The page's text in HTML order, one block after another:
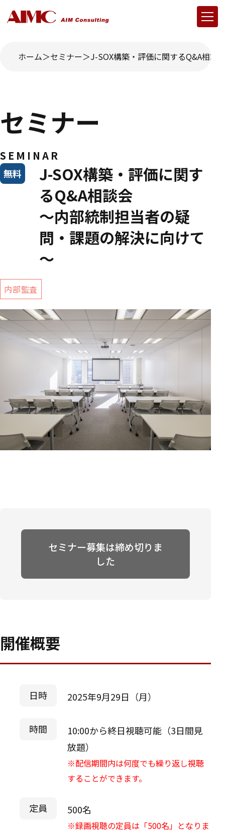
ホーム セミナー J-SOX構築・評価に関するQ&A相談
セミナー
SEMINAR
J-SOX構築・評価に関す
るQ&A相談会
～内部統制担当者の疑
問・課題の解決に向けて
～
無料
内部監査
セミナー募集は締め切りま
した
開催概要
日時 2025年9月29日（月）
時間
10:00から終日視聴可能（3日間見
放題）
※配信期間内は何度でも繰り返し視聴
することができます。
定員 500名
※録画視聴の定員は「500名」となりま